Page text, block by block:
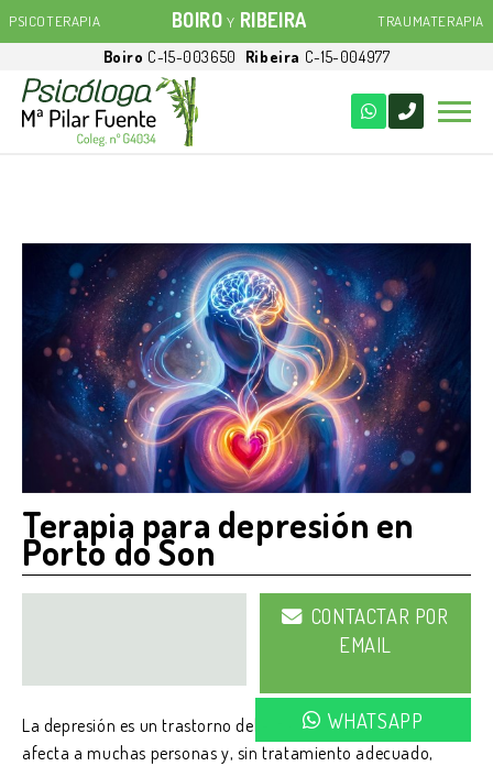
PSICOTERAPIA BOIRO Y RIBEIRA TRAUMATERAPIA
Boiro C-15-003650 Ribeira C-15-004977
Terapia para depresión en
Porto do Son
622
CONTACTAR POR
EMAIL
WHATSAPP
La depresión es un trastorno del estado del ánimo que
afecta a muchas personas y, sin tratamiento adecuado,